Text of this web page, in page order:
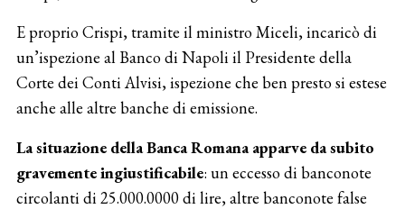
E proprio Crispi, tramite il ministro Miceli, incaricò di
un’ispezione al Banco di Napoli il Presidente della
Corte dei Conti Alvisi, ispezione che ben presto si estese
anche alle altre banche di emissione.
La situazione della Banca Romana apparve da subito
gravemente ingiustificabile: un eccesso di banconote
circolanti di 25.000.0000 di lire, altre banconote false